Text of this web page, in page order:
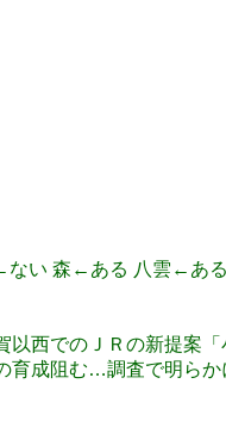
ない 森←ある 八雲←
西でのＪＲの新提案
育成阻む…調査で明ら